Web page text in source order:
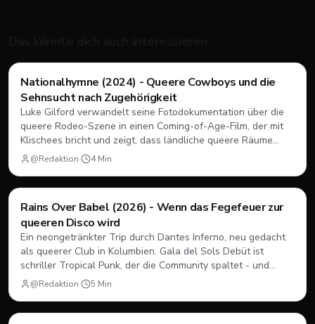
🎟️Im Kino
Nationalhymne (2024) - Queere Cowboys und die
Sehnsucht nach Zugehörigkeit
Luke Gilford verwandelt seine Fotodokumentation über die
queere Rodeo-Szene in einen Coming-of-Age-Film, der mit
Klischees bricht und zeigt, dass ländliche queere Räume
nicht nur existieren, sondern blühen können.
@Redaktion· 4Min
🎟️Im Kino
Rains Over Babel (2026) - Wenn das Fegefeuer zur
queeren Disco wird
Ein neongetränkter Trip durch Dantes Inferno, neu gedacht
als queerer Club in Kolumbien. Gala del Sols Debüt ist
schriller Tropical Punk, der die Community spaltet - und
genau deshalb sehenswert ist.
@Redaktion· 5 Min